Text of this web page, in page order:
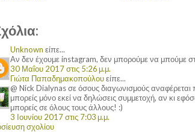
Unknown είπε...
Αν δεν έχουμε instagram, δεν μπορούμε να μπούμε
30 Μαΐου 2017 στις 5:26 μ.μ.
Γιώτα Παπαδημακοπούλουείπε...
@ Nick Dialynas σε όσους διαγωνισμούς
μπορείς μόνο εκεί να δηλώσεις συμμετοχή, αν κι
μπορείς σε όλους τους άλλους! :)
3 Ιουνίου 2017 στις 7:03 μ.μ.
σχολίου